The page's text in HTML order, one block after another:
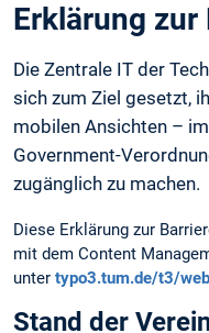
Erklärung
Die Zentrale IT der
sich zum Ziel gesetzt,
mobilen Ansichten –
Government-
zugänglich zu machen.
Diese Erklärung zur
mit dem Content
unter typo3.tum.de/t3/
Stand der